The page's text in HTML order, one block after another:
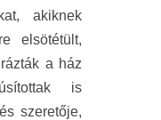
akiknek
elsötétült,
a ház
is
szeretője,